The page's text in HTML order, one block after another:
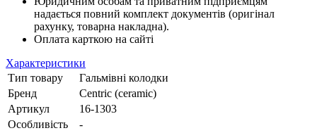
надається повний комплект документів (оригінал
рахунку, товарна накладна).
Оплата карткою на сайті
Характеристики
Тип товару
Гальмівні колодки
Бренд
Centric (ceramic)
Артикул
16-1303
Особливість
-